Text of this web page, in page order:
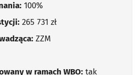
100%
265 731 zł
ZZM
w ramach WBO: tak